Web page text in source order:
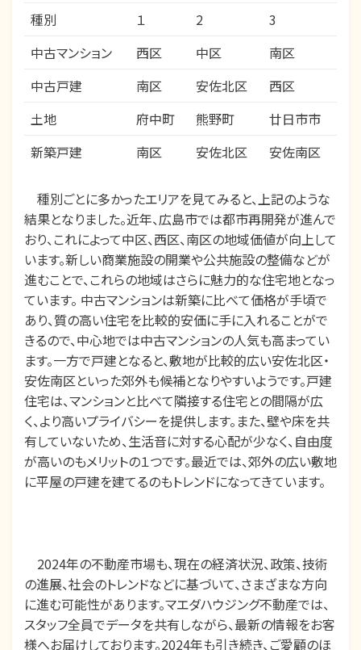
種別 １ 2
3
中古マンション
西区 中区
南区
中古戸建
南区 安佐北区
西区
土地
府中町 熊野町
廿日市市
新築戸建
南区 安佐北区 安佐南区
種別ごとに多かったエリアを見てみると、上記のような
結果となりました。近年、広島市では都市再開発が進んで
おり、これによって中区、西区、南区の地域価値が向上して
います。新しい商業施設の開業や公共施設の整備などが
進むことで、これらの地域はさらに魅力的な住宅地となっ
ています。 中古マンションは新築に比べて価格が手頃で
あり、質の高い住宅を比較的安価に手に入れることがで
きるので、中心地では中古マンションの人気も高まってい
ます。一方で戸建となると、敷地が比較的広い安佐北区・
安佐南区といった郊外も候補となりやすいようです。戸建
住宅は、マンションと比べて隣接する住宅との間隔が広
く、より高いプライバシーを提供します。また、壁や床を共
有していないため、生活音に対する心配が少なく、自由度
が高いのもメリットの１つです。最近では、郊外の広い敷地
に平屋の戸建を建てるのもトレンドになってきています。
2024年の不動産市場も、現在の経済状況、政策、技術
の進展、社会のトレンドなどに基づいて、さまざまな方向
に進む可能性があります。マエダハウジング不動産では、
スタッフ全員でデータを共有しながら、最新の情報をお客
様へお届けしております。2024年も引き続き、ご愛顧のほ